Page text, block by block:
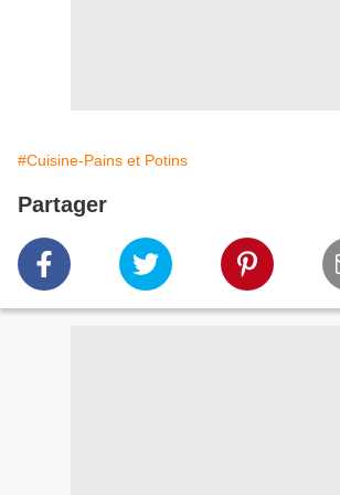
#Cuisine-Pains et Potins
Partager